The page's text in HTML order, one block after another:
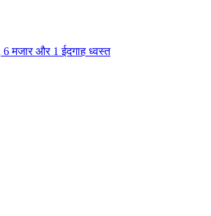
6 मजार और 1 ईदगाह ध्वस्त